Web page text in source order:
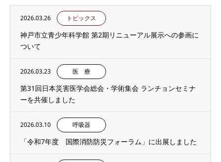
2026.03.26 トピックス
神戸市立青少年科学館 第2期リニューアル展示への参画に
ついて
2026.03.23 医 療
第31回日本災害医学会総会・学術集会 ランチョンセミナ
ーを共催しました
2026.03.10 呼吸器
「令和7年度 国際消防防災フォーラム」に出展しました